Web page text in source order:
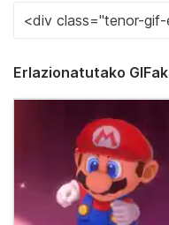
Erlazionatutako GIFak